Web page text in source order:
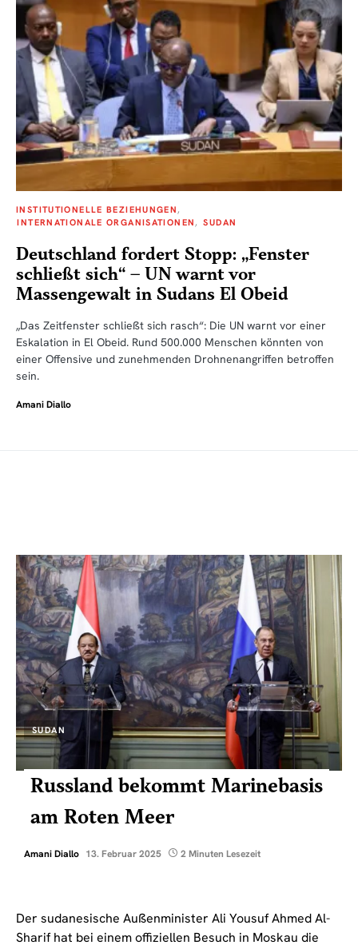
INSTITUTIONELLE BEZIEHUNGEN
INTERNATIONALE ORGANISATIONEN
SUDAN
Deutschland fordert Stopp: „Fenster
schließt sich“ – UN warnt vor
Massengewalt in Sudans El Obeid
„Das Zeitfenster schließt sich rasch“: Die UN warnt vor einer
Eskalation in El Obeid. Rund 500.000 Menschen könnten von
einer Offensive und zunehmenden Drohnenangriffen betroffen
sein.
Amani Diallo
SUDAN
Russland bekommt Marinebasis
am Roten Meer
Amani Diallo 13. Februar 2025 2 Minuten Lesezeit
Der sudanesische Außenminister Ali Yousuf Ahmed Al-
Sharif hat bei einem offiziellen Besuch in Moskau die